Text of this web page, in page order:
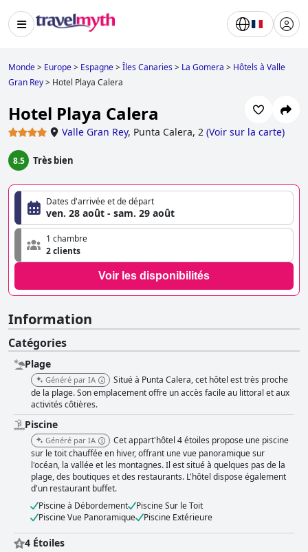
Monde> Europe> Espagne>Îles Canaries> La Gomera > Hôtels à Valle
Gran Rey> Hotel Playa Calera
Hotel Playa Calera
Valle Gran Rey, Punta Calera, 2 (Voir sur la carte)
8.5 Très bien
Dates d'arrivée et de départ
ven. 28 août - sam. 29 août
1 chambre
2 clients
Voir les disponibilités
Information
Catégories
Plage
Généré par IA
Situé à Punta Calera, cet hôtel est très proche
de la plage. Son emplacement offre un accès facile au littoral et aux
activités côtières.
Piscine
Généré par IA
Cet appart'hôtel 4 étoiles propose une piscine
sur le toit chauffée en hiver, offrant une vue panoramique sur
l'océan, la vallée et les montagnes. Il est situé à quelques pas de la
plage, des boutiques et des restaurants. L'hôtel dispose également
d'un restaurant buffet.
Piscine à Débordement
Piscine Sur le Toit
Piscine Vue Panoramique
Piscine Extérieure
4 Étoiles